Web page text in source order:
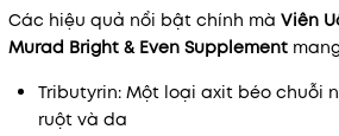
Các hiệu quả nổi bật chính mà Viên
Murad Bright & Even Supplement
Tributyrin: Một loại axit béo chuỗi
ruột và da